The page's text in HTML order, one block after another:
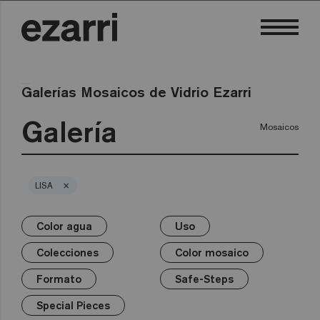
Galerías Mosaicos de Vidrio Ezarri
Mosaicos
Galería
LISA ×
Color agua
Color agua Uso
Uso
Piscina privada
Piscina pública
Wellness
Colecciones
Colecciones
Premium
Terrazzo
Gold
Color mosaico
Color mosaico
Blancos
Negros
Grises
Azules
Verdes
Formato
Formato
25mm
50mm
Hexa
Safe-Steps
Safe-Steps
Anti-slip mosaics
Special Pieces
Special Pieces
Corner
Cove